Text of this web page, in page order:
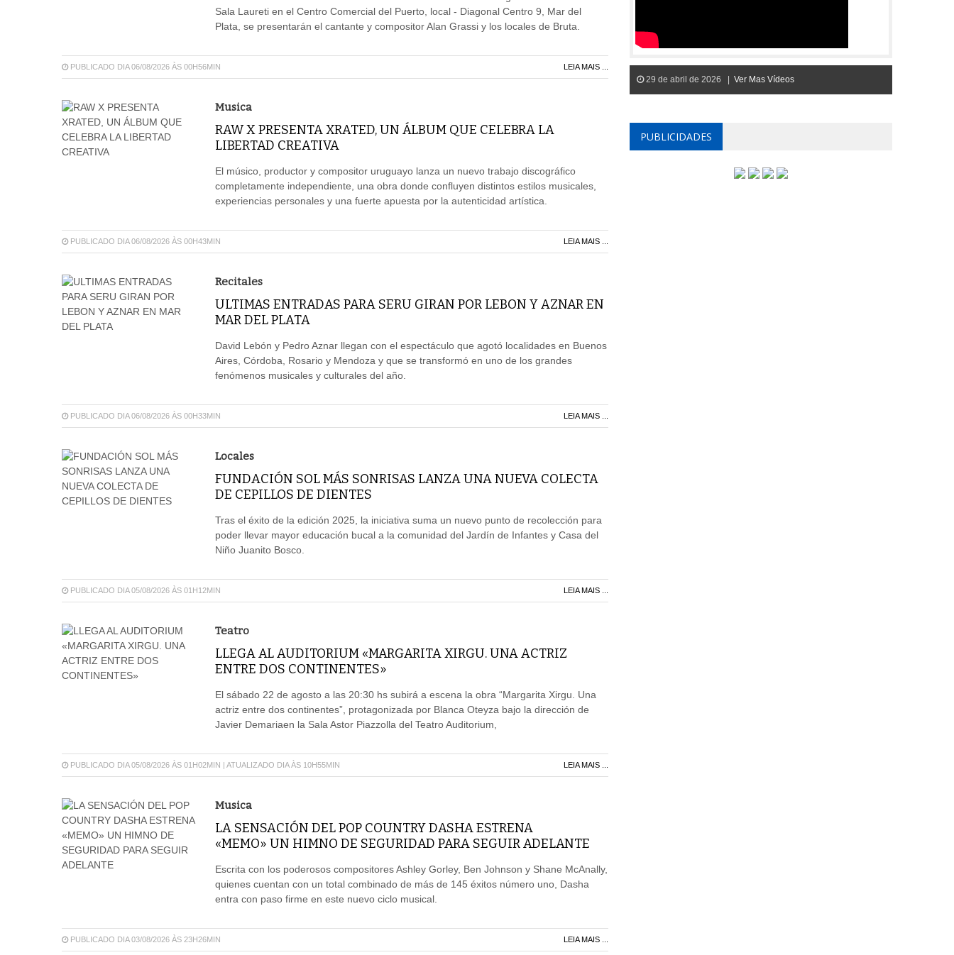
Sala Laureti en el Centro Comercial del Puerto, local - Diagonal Centro 9, Mar del
Plata, se presentarán el cantante y compositor Alan Grassi y los locales de Bruta.
PUBLICADO DIA 06/08/2026 ÀS 00H56MIN LEIA MAIS ...
Musica
RAW X PRESENTA XRATED, UN ÁLBUM QUE CELEBRA LA
LIBERTAD CREATIVA
El músico, productor y compositor uruguayo lanza un nuevo trabajo discográfico
completamente independiente, una obra donde confluyen distintos estilos musicales,
experiencias personales y una fuerte apuesta por la autenticidad artística.
PUBLICADO DIA 06/08/2026 ÀS 00H43MIN LEIA MAIS ...
Recitales
ULTIMAS ENTRADAS PARA SERU GIRAN POR LEBON Y AZNAR EN
MAR DEL PLATA
David Lebón y Pedro Aznar llegan con el espectáculo que agotó localidades en Buenos
Aires, Córdoba, Rosario y Mendoza y que se transformó en uno de los grandes
fenómenos musicales y culturales del año.
PUBLICADO DIA 06/08/2026 ÀS 00H33MIN LEIA MAIS ...
Locales
FUNDACIÓN SOL MÁS SONRISAS LANZA UNA NUEVA COLECTA
DE CEPILLOS DE DIENTES
Tras el éxito de la edición 2025, la iniciativa suma un nuevo punto de recolección para
poder llevar mayor educación bucal a la comunidad del Jardín de Infantes y Casa del
Niño Juanito Bosco.
PUBLICADO DIA 05/08/2026 ÀS 01H12MIN LEIA MAIS ...
Teatro
LLEGA AL AUDITORIUM «MARGARITA XIRGU. UNA ACTRIZ
ENTRE DOS CONTINENTES»
El sábado 22 de agosto a las 20:30 hs subirá a escena la obra “Margarita Xirgu. Una
actriz entre dos continentes”, protagonizada por Blanca Oteyza bajo la dirección de
Javier Demariaen la Sala Astor Piazzolla del Teatro Auditorium,
PUBLICADO DIA 05/08/2026 ÀS 01H02MIN | ATUALIZADO DIA ÀS 10H55MIN LEIA MAIS ...
Musica
LA SENSACIÓN DEL POP COUNTRY DASHA ESTRENA
«MEMO» UN HIMNO DE SEGURIDAD PARA SEGUIR ADELANTE
Escrita con los poderosos compositores Ashley Gorley, Ben Johnson y Shane McAnally,
quienes cuentan con un total combinado de más de 145 éxitos número uno, Dasha
entra con paso firme en este nuevo ciclo musical.
PUBLICADO DIA 03/08/2026 ÀS 23H26MIN LEIA MAIS ...
29 de abril de 2026 | Ver Mas Vídeos
PUBLICIDADES